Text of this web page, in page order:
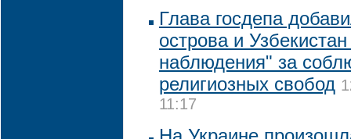
Глава госдепа
острова и
наблюдения" за
религиозных свобод
11:17